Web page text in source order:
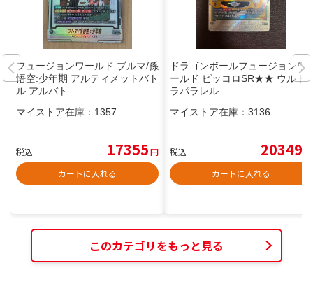
フュージョンワールド ブルマ/孫
悟空:少年期 アルティメットバト
ル アルバト
マイストア在庫： 1357
税込 17355円
カートに入れる
ドラゴンボールフュージョンワ
ールド ピッコロSR★★ ウルト
ラパラレル
マイストア在庫： 3136
税込 20349
カートに入れる
このカテゴリをもっと見る